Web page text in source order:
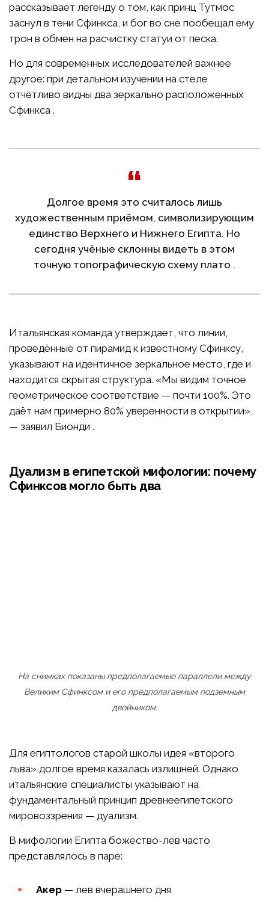
рассказывает легенду о том, как принц Тутмос
заснул в тени Сфинкса, и бог во сне пообещал ему
трон в обмен на расчистку статуи от песка.
Но для современных исследователей важнее
другое: при детальном изучении на стеле
отчётливо видны два зеркально расположенных
Сфинкса .
Долгое время это считалось лишь
художественным приёмом, символизирующим
единство Верхнего и Нижнего Египта. Но
сегодня учёные склонны видеть в этом
точную топографическую схему плато .
Итальянская команда утверждает, что линии,
проведённые от пирамид к известному Сфинксу,
указывают на идентичное зеркальное место, где и
находится скрытая структура. «Мы видим точное
геометрическое соответствие — почти 100%. Это
даёт нам примерно 80% уверенности в открытии»,
— заявил Бионди .
Дуализм в египетской мифологии: почему
Сфинксов могло быть два
На снимках показаны предполагаемые параллели между
Великим Сфинксом и его предполагаемым подземным
двойником.
Для египтологов старой школы идея «второго
льва» долгое время казалась излишней. Однако
итальянские специалисты указывают на
фундаментальный принцип древнеегипетского
мировоззрения — дуализм.
В мифологии Египта божество-лев часто
представлялось в паре:
Акер — лев вчерашнего дня